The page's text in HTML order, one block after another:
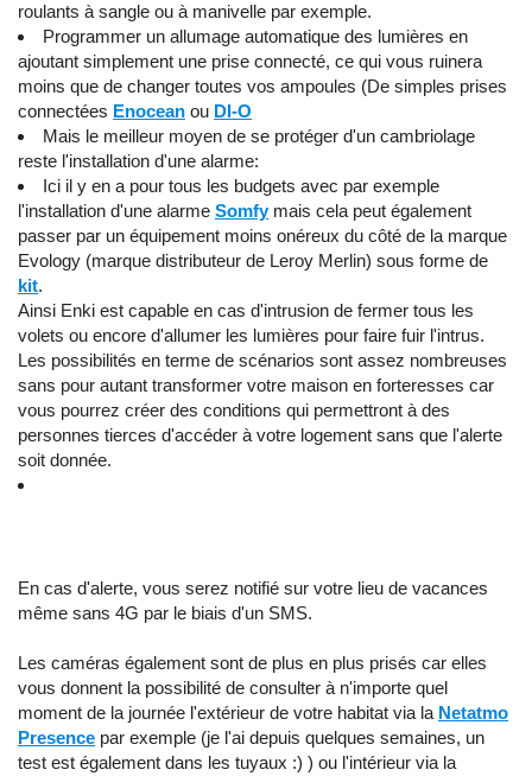
roulants à sangle ou à manivelle par exemple.
Programmer un allumage automatique des lumières en
ajoutant simplement une prise connecté, ce qui vous ruinera
moins que de changer toutes vos ampoules (De simples prises
connectées Enocean ou DI-O
Mais le meilleur moyen de se protéger d'un cambriolage
reste l'installation d'une alarme:
Ici il y en a pour tous les budgets avec par exemple
l'installation d'une alarme Somfymais cela peut également
passer par un équipement moins onéreux du côté de la marque
Evology (marque distributeur de Leroy Merlin) sous forme de
kit.
Ainsi Enki est capable en cas d'intrusion de fermer tous les
volets ou encore d'allumer les lumières pour faire fuir l'intrus.
Les possibilités en terme de scénarios sont assez nombreuses
sans pour autant transformer votre maison en forteresses car
vous pourrez créer des conditions qui permettront à des
personnes tierces d'accéder à votre logement sans que l'alerte
soit donnée.
En cas d'alerte, vous serez notifié sur votre lieu de vacances
même sans 4G par le biais d'un SMS.
Les caméras également sont de plus en plus prisés car elles
vous donnent la possibilité de consulter à n'importe quel
moment de la journée l'extérieur de votre habitat via la Netatmo
Presence par exemple (je l'ai depuis quelques semaines, un
test est également dans les tuyaux :) ) ou l'intérieur via la